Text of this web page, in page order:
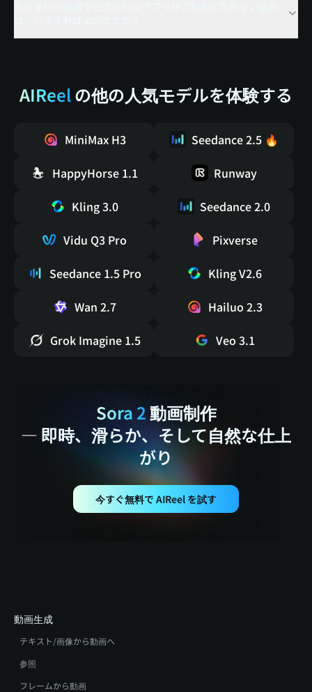
AIReelの他の人気モデルを体験する
MiniMax H3
Seedance 2.5 🔥
HappyHorse 1.1
Runway
Kling 3.0
Seedance 2.0
Vidu Q3 Pro
Pixverse
Seedance 1.5 Pro
Kling V2.6
Wan 2.7
Hailuo 2.3
Grok Imagine 1.5
Veo 3.1
Sora 2動画制作
— 即時、滑らか、そして自然な仕上
がり
今すぐ無料で AIReel を試す
動画生成
テキスト/画像から動画へ
参照
フレームから動画